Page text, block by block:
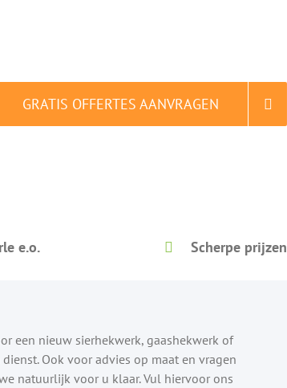
GRATIS OFFERTES AANVRAGEN
e.o. Scherpe prijzen
een nieuw sierhekwerk, gaashekwerk of
Ook voor advies op maat en vragen
natuurlijk voor u klaar. Vul hiervoor ons